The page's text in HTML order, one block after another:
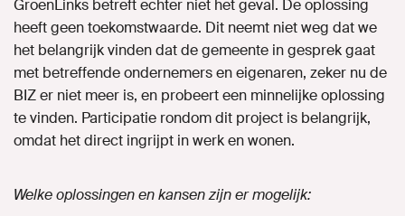
GroenLinks betreft echter niet het geval. De oplossing
heeft geen toekomstwaarde. Dit neemt niet weg dat we
het belangrijk vinden dat de gemeente in gesprek gaat
met betreffende ondernemers en eigenaren, zeker nu de
BIZ er niet meer is, en probeert een minnelijke oplossing
te vinden. Participatie rondom dit project is belangrijk,
omdat het direct ingrijpt in werk en wonen.
Welke oplossingen en kansen zijn er mogelijk: